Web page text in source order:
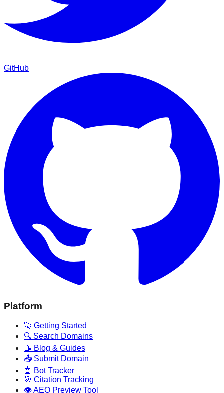
GitHub
Platform
🚀 Getting Started
🔍 Search Domains
📝 Blog & Guides
📤 Submit Domain
🤖 Bot Tracker
🎯 Citation Tracking
👁️ AEO Preview Tool